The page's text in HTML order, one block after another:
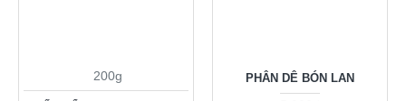
200g PHÂN DÊ BÓN LAN